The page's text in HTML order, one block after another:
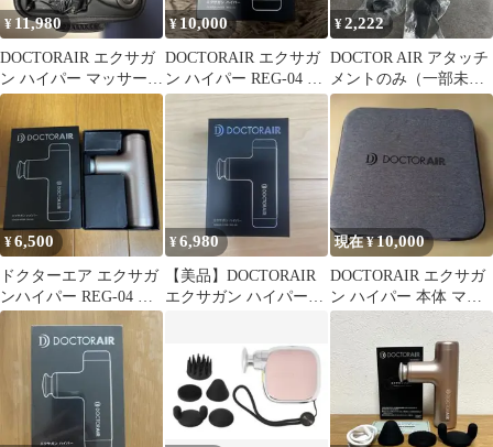
¥ 11,980
DOCTORAIR エクサガ
ン ハイパー マッサージ
ガン 本体
¥10,000
DOCTORAIR エクサガ
ン ハイパー REG-04 ブ
ルー
¥2,222
DOCTOR AIR アタッチ
メントのみ（一部未使
用）
¥6,500
ドクターエア エクサガ
ンハイパー REG-04 シ
ャンパンゴールド
¥6,980
【美品】DOCTORAIR
エクサガン ハイパー
現在 ¥10,000
DOCTORAIR エクサガ
ン ハイパー 本体 マッ
サージガン